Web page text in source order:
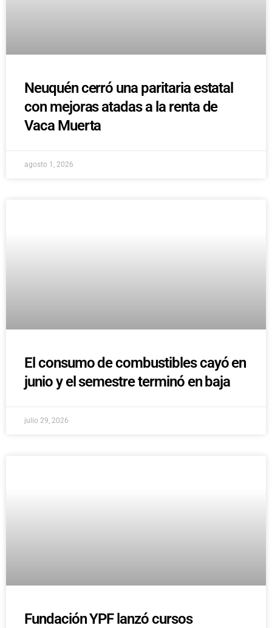
Neuquén cerró una paritaria estatal
con mejoras atadas a la renta de
Vaca Muerta
agosto 1, 2026
El consumo de combustibles cayó en
junio y el semestre terminó en baja
julio 29, 2026
Fundación YPF lanzó cursos